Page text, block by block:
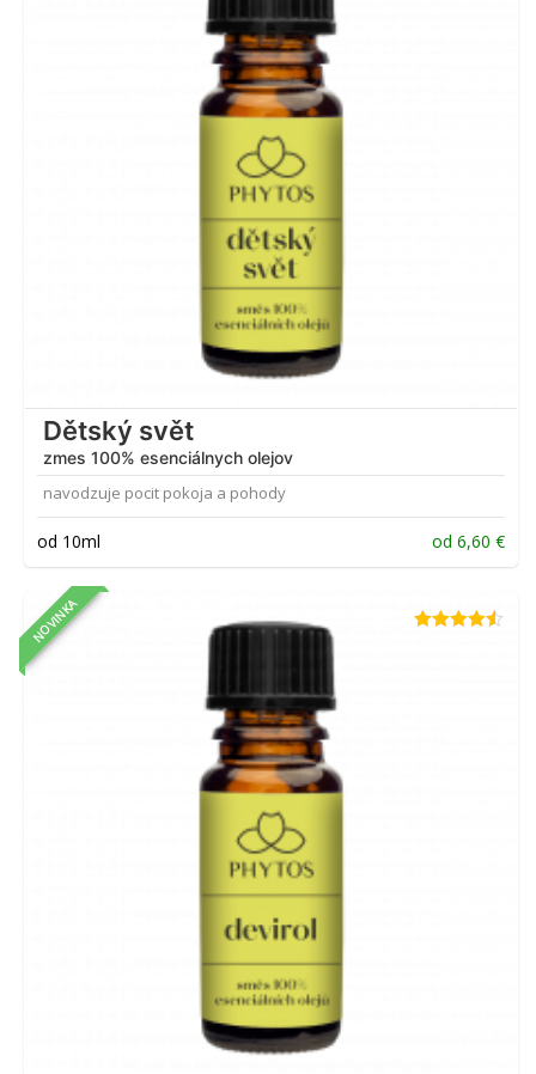
Dětský svět
zmes 100% esenciálnych olejov
navodzuje pocit pokoja a pohody
od 10ml od 6,60 €
NOVINKA